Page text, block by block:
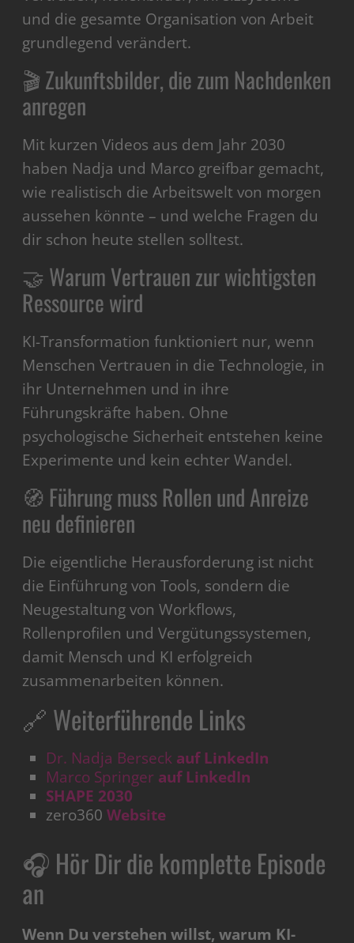
und die gesamte Organisation von Arbeit
grundlegend verändert.
🎬 Zukunftsbilder, die zum Nachdenken
anregen
Mit kurzen Videos aus dem Jahr 2030
haben Nadja und Marco greifbar gemacht,
wie realistisch die Arbeitswelt von morgen
aussehen könnte – und welche Fragen du
dir schon heute stellen solltest.
🤝 Warum Vertrauen zur wichtigsten
Ressource wird
KI-Transformation funktioniert nur, wenn
Menschen Vertrauen in die Technologie, in
ihr Unternehmen und in ihre
Führungskräfte haben. Ohne
psychologische Sicherheit entstehen keine
Experimente und kein echter Wandel.
🧭 Führung muss Rollen und Anreize
neu definieren
Die eigentliche Herausforderung ist nicht
die Einführung von Tools, sondern die
Neugestaltung von Workflows,
Rollenprofilen und Vergütungssystemen,
damit Mensch und KI erfolgreich
zusammenarbeiten können.
🔗 Weiterführende Links
Dr. Nadja Berseck auf LinkedIn
Marco Springer auf LinkedIn
SHAPE 2030
zero360Website
🎧 Hör Dir die komplette Episode
an
Wenn Du verstehen willst, warum KI-